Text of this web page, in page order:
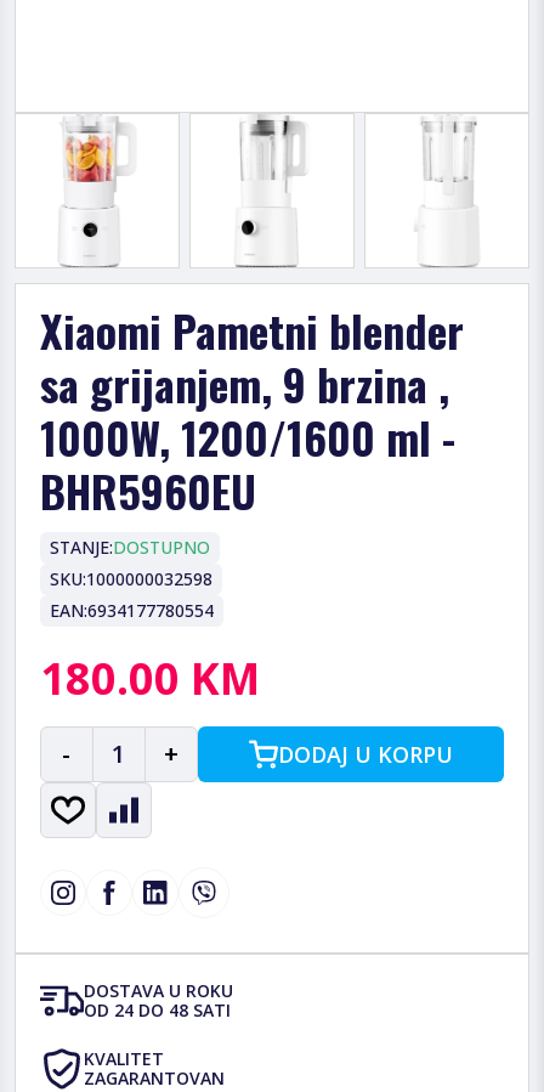
Xiaomi Pametni blender
sa grijanjem, 9 brzina ,
1000W, 1200/1600 ml -
BHR5960EU
STANJE:DOSTUPNO
SKU:1000000032598
EAN:6934177780554
180.00 KM
- 1 + DODAJ U KORPU
DOSTAVA U ROKU
OD 24 DO 48 SATI
KVALITET
ZAGARANTOVAN